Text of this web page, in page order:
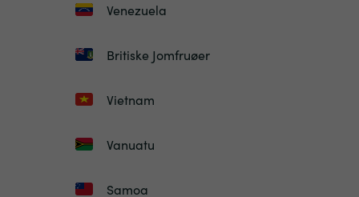
Venezuela
Britiske Jomfruøer
Vietnam
Vanuatu
Samoa